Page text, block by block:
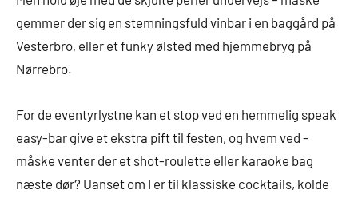
gemmer der sig en stemningsfuld vinbar i en baggård på
Vesterbro, eller et funky ølsted med hjemmebryg på
Nørrebro.
For de eventyrlystne kan et stop ved en hemmelig speak
easy-bar give et ekstra pift til festen, og hvem ved –
måske venter der et shot-roulette eller karaoke bag
næste dør? Uanset om I er til klassiske cocktails, kolde